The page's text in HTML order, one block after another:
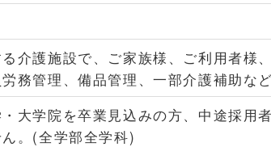
介護施設で、ご家族様、ご利用者様
務管理、備品管理、一部介護補助な
大学院を卒業見込みの方、中途採用
。(全学部全学科)